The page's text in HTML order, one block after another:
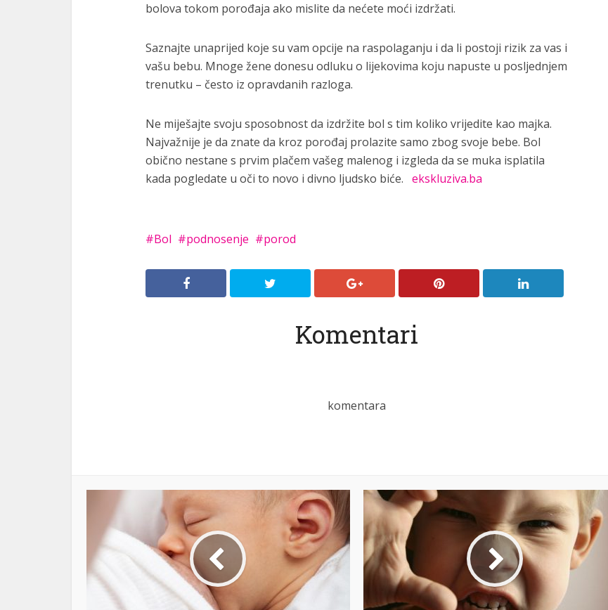
bolova tokom porođaja ako mislite da nećete moći izdržati.
Saznajte unaprijed koje su vam opcije na raspolaganju i da li postoji rizik za vas i
vašu bebu. Mnoge žene donesu odluku o lijekovima koju napuste u posljednjem
trenutku – često iz opravdanih razloga.
Ne miješajte svoju sposobnost da izdržite bol s tim koliko vrijedite kao majka.
Najvažnije je da znate da kroz porođaj prolazite samo zbog svoje bebe. Bol
obično nestane s prvim plačem vašeg malenog i izgleda da se muka isplatila
kada pogledate u oči to novo i divno ljudsko biće. ekskluziva.ba
Bol podnosenje porod
Komentari
komentara